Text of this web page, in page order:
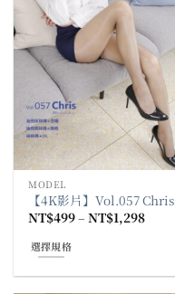
款
式。
可
在
品
頁
面
選
擇
選
項
MODEL
【4K影片】Vol.057 Chris
NT$499– NT$1,298價
格
到
選擇規格